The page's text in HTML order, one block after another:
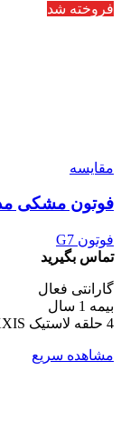
فروخته شد
مقایسه
فوتون مشکی مدل
فوتون G7
تماس بگیرید
گارانتی فعال
بیمه 1 سال
4 حلقه لاستیک MAXXIS
مشاهده سریع